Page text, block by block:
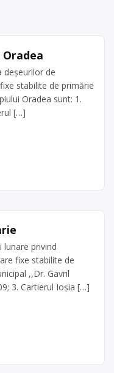
deşeurilor de
stabilite de primărie
Oradea sunt: 1.
[…]
lunare privind
fixe stabilite de
,,Dr. Gavril
3. Cartierul Ioşia […]